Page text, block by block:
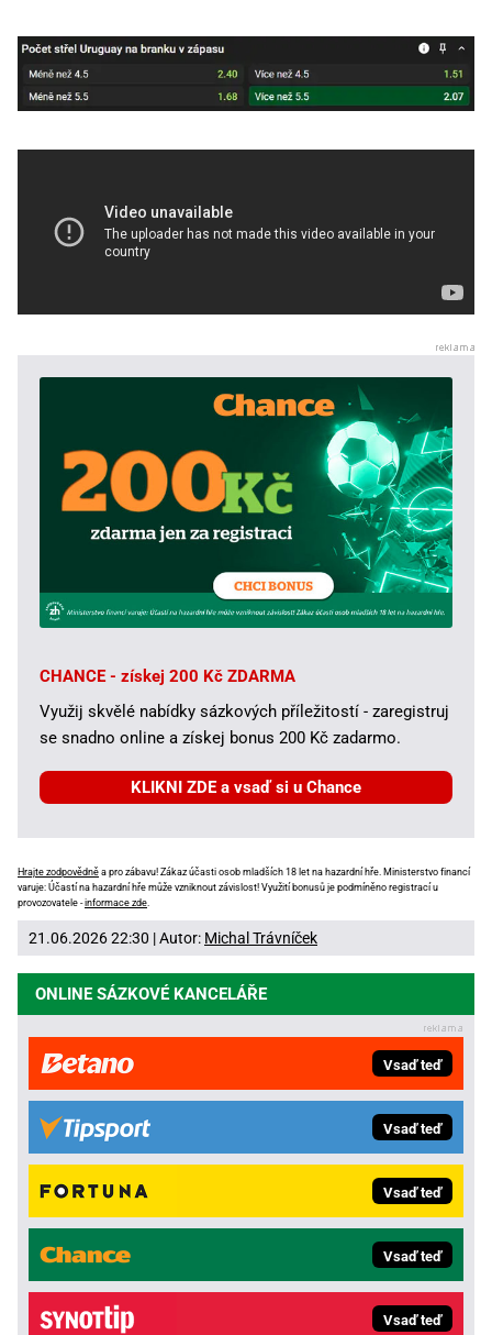
CHANCE - získej 200 Kč ZDARMA
Využij skvělé nabídky sázkových příležitostí - zaregistruj
se snadno online a získej bonus 200 Kč zadarmo.
KLIKNI ZDE a vsaď si u Chance
Hrajte zodpovědně a pro zábavu! Zákaz účasti osob mladších 18 let na hazardní hře. Ministerstvo financí
varuje: Účastí na hazardní hře může vzniknout závislost! Využití bonusů je podmíněno registrací u
provozovatele -informace zde
21.06.2026 22:30 | Autor: Michal Trávníček
ONLINE SÁZKOVÉ KANCELÁŘE
Vsaď teď
Vsaď teď
Vsaď teď
Vsaď teď
Vsaď teď